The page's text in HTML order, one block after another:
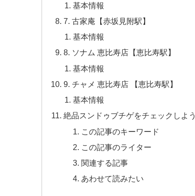
基本情報
7. 古家庵【赤坂見附駅】
基本情報
8. ソナム 恵比寿店【恵比寿駅】
基本情報
9. チャメ 恵比寿店 【恵比寿駅】
基本情報
絶品スンドゥブチゲをチェックしよう
この記事のキーワード
この記事のライター
関連する記事
あわせて読みたい